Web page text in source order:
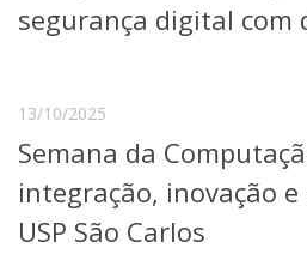
Ensino
Educação a distância
Cursos de Extensão
Pesquisa e Inovação
Linhas de Pesquisa
Centros, Núcleos e Projetos em
segurança digital com
13/10/2025
Semana da
integração, inovação
USP São Carlos